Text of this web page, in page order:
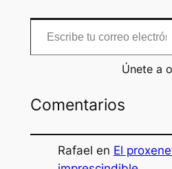
Escribe tu correo electrónico…
Únete a
Comentarios
Rafael en El